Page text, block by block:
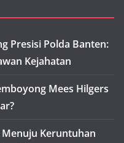
Presisi Polda Banten:
Kejahatan
Mees Hilgers
Keruntuhan